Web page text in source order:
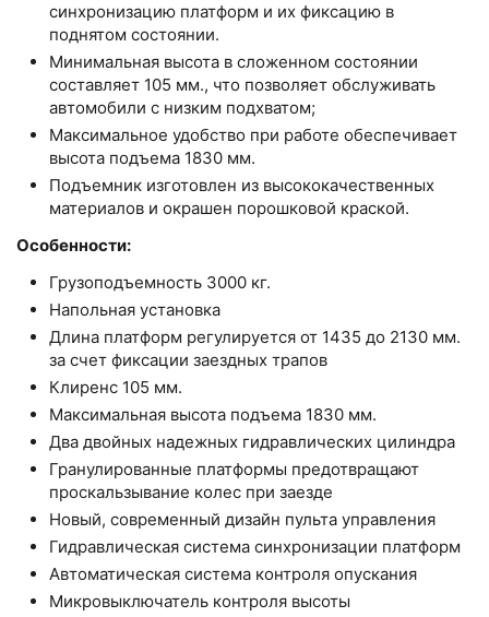
синхронизацию платформ и их фиксацию в
поднятом состоянии.
Минимальная высота в сложенном состоянии
составляет 105 мм., что позволяет обслуживать
автомобили с низким подхватом;
Максимальное удобство при работе обеспечивает
высота подъема 1830 мм.
Подъемник изготовлен из высококачественных
материалов и окрашен порошковой краской.
Особенности:
Грузоподъемность 3000 кг.
Напольная установка
Длина платформ регулируется от 1435 до 2130 мм.
за счет фиксации заездных трапов
Клиренс 105 мм.
Максимальная высота подъема 1830 мм.
Два двойных надежных гидравлических цилиндра
Гранулированные платформы предотвращают
проскальзывание колес при заезде
Новый, современный дизайн пульта управления
Гидравлическая система синхронизации платформ
Автоматическая система контроля опускания
Микровыключатель контроля высоты